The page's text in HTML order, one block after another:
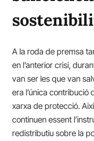
A la roda de premsa
en l’anterior crisi,
van ser les que van
era l’única contribució
xarxa de protecció.
continuen essent
redistributiu sobre la